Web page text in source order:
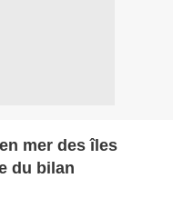
mer des îles
: l'heure du bilan